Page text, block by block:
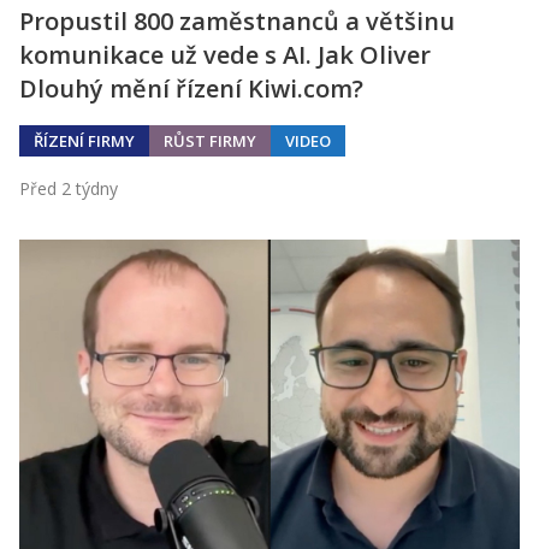
Propustil 800 zaměstnanců a většinu
komunikace už vede s AI. Jak Oliver
Dlouhý mění řízení Kiwi.com?
ŘÍZENÍ FIRMY RŮST FIRMY VIDEO
Před 2 týdny